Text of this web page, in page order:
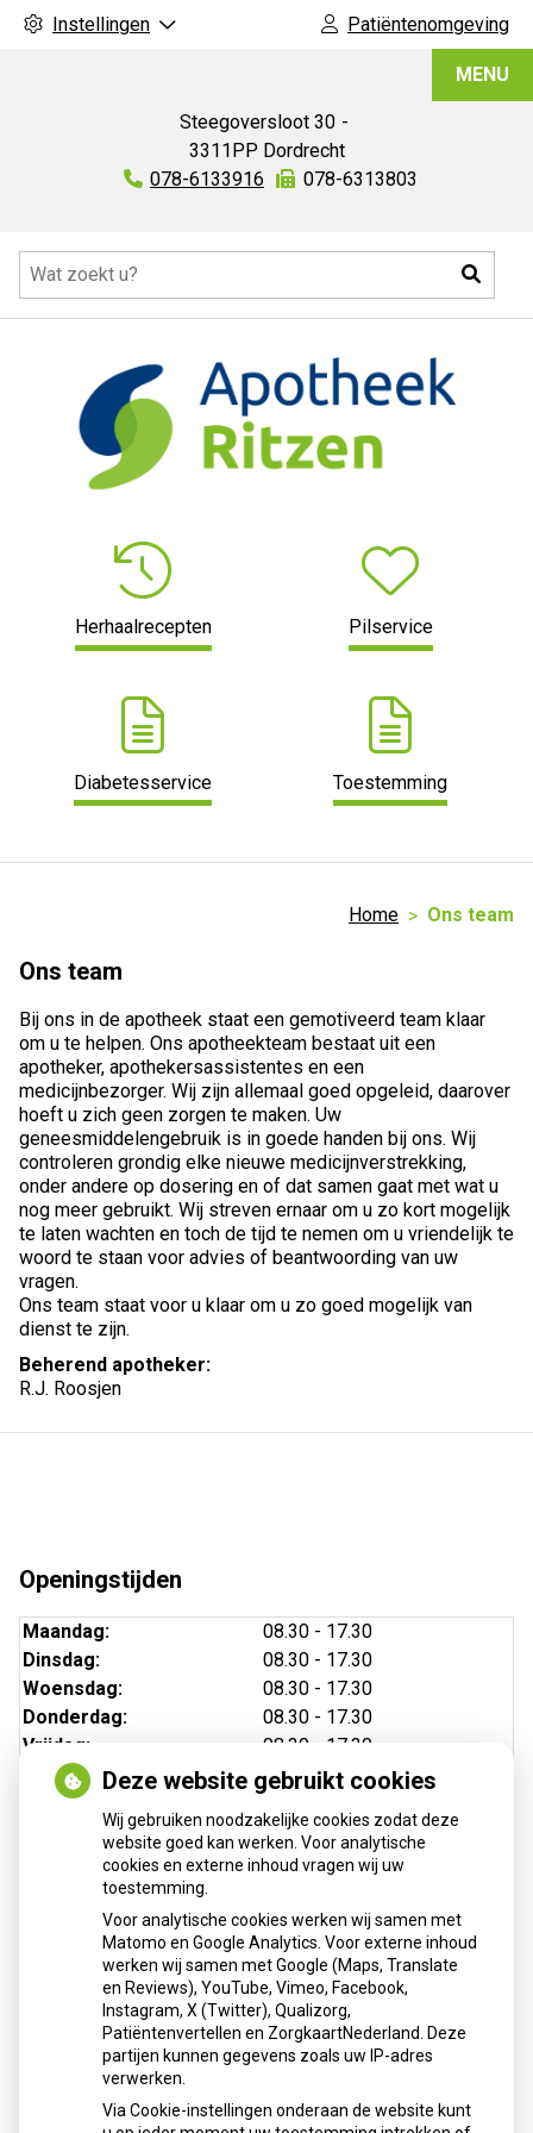
Instellingen Patiëntenomgeving
Steegoversloot 30
3311PP Dordrecht
Tel:
078-6133916 Fax:
078-6313803
MENU
Herhaalrecepten Pilservice
Diabetesservice Toestemming
Home Ons team
Ons team
Bij ons in de apotheek staat een gemotiveerd team klaar
om u te helpen. Ons apotheekteam bestaat uit een
apotheker, apothekersassistentes en een
medicijnbezorger. Wij zijn allemaal goed opgeleid, daarover
hoeft u zich geen zorgen te maken. Uw
geneesmiddelengebruik is in goede handen bij ons. Wij
controleren grondig elke nieuwe medicijnverstrekking,
onder andere op dosering en of dat samen gaat met wat u
nog meer gebruikt. Wij streven ernaar om u zo kort mogelijk
te laten wachten en toch de tijd te nemen om u vriendelijk te
woord te staan voor advies of beantwoording van uw
vragen.
Ons team staat voor u klaar om u zo goed mogelijk van
dienst te zijn.
Beherend apotheker:
R.J. Roosjen
Openingstijden
Maandag:
08.30 - 17.30
Dinsdag:
08.30 - 17.30
Woensdag:
08.30 - 17.30
Donderdag:
08.30 - 17.30
Vrijdag:
08.30 - 17.30
Herhaalrecepten aanvragen
Patiëntenomgeving
Deze website gebruikt cookies
Wij gebruiken noodzakelijke cookies zodat deze
website goed kan werken. Voor analytische
cookies en externe inhoud vragen wij uw
toestemming.
Voor analytische cookies werken wij samen met
Matomo en Google Analytics. Voor externe inhoud
werken wij samen met Google (Maps, Translate
en Reviews), YouTube, Vimeo, Facebook,
Instagram, X (Twitter), Qualizorg,
Patiëntenvertellen en ZorgkaartNederland. Deze
partijen kunnen gegevens zoals uw IP-adres
verwerken.
Via Cookie-instellingen onderaan de website kunt